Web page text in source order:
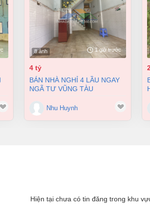
8 ảnh 1 giờ trước
4 tỷ
BÁN NHÀ NGHỈ 4 LẦU NGAY
NGÃ TƯ VŨNG TÀU
ĐỒNG NAI GIÁ CHỈ 4 TỶ
Nhu Huynh
BÁN ĐẤT
Hiện tại chưa có tin đăng trong khu